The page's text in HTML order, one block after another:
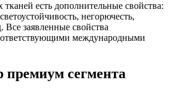
есть дополнительные свойства:
негорючесть,
Все заявленные свойства
международными
премиум сегмента